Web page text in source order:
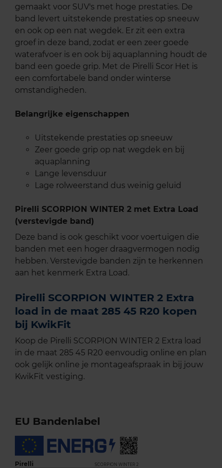
gemaakt voor SUV's met hoge prestaties. De
band levert uitstekende prestaties op sneeuw
en ook op een nat wegdek. Er zit een extra
groef in deze band, zodat er een zeer goede
waterafvoer is en ook bij aquaplanning houdt de
band een goede grip. Met de Pirelli Scor Het is
een comfortabele band onder winterse
omstandigheden.
Belangrijke eigenschappen
Uitstekende prestaties op sneeuw
Zeer goede grip op nat wegdek en bij
aquaplanning
Lange levensduur
Lage rolweerstand dus weinig geluid
Pirelli SCORPION WINTER 2 met Extra Load
(verstevigde band)
Deze band is ook geschikt voor voertuigen die
banden met een hoger draagvermogen nodig
hebben. Verstevigde banden zijn te herkennen
aan het kenmerk Extra Load.
Pirelli SCORPION WINTER 2 Extra
load in de maat 285 45 R20 kopen
bij KwikFit
Koop de Pirelli SCORPION WINTER 2 Extra load
in de maat 285 45 R20 eenvoudig online en plan
ook gelijk online je montageafspraak in bij jouw
KwikFit vestiging.
EU Bandenlabel
Pirelli SCORPION WINTER 2